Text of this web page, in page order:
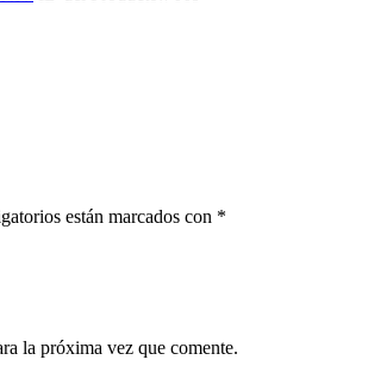
están marcados con *
la próxima vez que comente.